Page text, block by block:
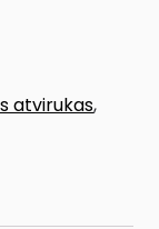
atvirukas,